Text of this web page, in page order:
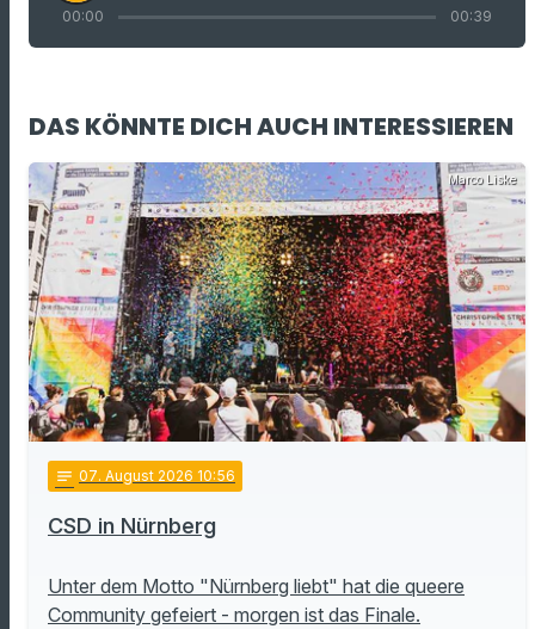
00:00 00:39
DAS KÖNNTE DICH AUCH INTERESSIEREN
Marco Liske
notes 07. August 2026 10:56
CSD in Nürnberg
Unter dem Motto "Nürnberg liebt" hat die queere
Community gefeiert - morgen ist das Finale.